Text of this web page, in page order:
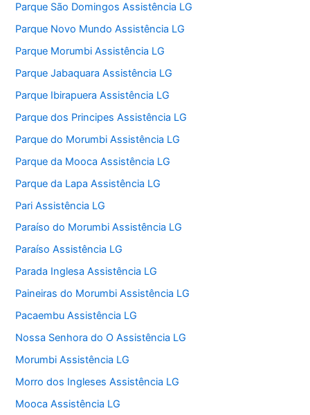
Parque São Domingos Assistência LG
Parque Novo Mundo Assistência LG
Parque Morumbi Assistência LG
Parque Jabaquara Assistência LG
Parque Ibirapuera Assistência LG
Parque dos Principes Assistência LG
Parque do Morumbi Assistência LG
Parque da Mooca Assistência LG
Parque da Lapa Assistência LG
Pari Assistência LG
Paraíso do Morumbi Assistência LG
Paraíso Assistência LG
Parada Inglesa Assistência LG
Paineiras do Morumbi Assistência LG
Pacaembu Assistência LG
Nossa Senhora do O Assistência LG
Morumbi Assistência LG
Morro dos Ingleses Assistência LG
Mooca Assistência LG